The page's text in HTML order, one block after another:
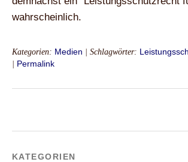
wahrscheinlich.
Kategorien: Medien | Schlagwörter:
Permalink
KATEGORIEN